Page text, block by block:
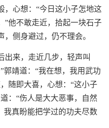
，心想：“今日这小子怎地这
”他不敢走近，拾起一块石子
侧身避过，仍不理会。
出来，走近几步，轻声叫
郭靖道：“我在想，我用武功
随即大喜，心想：“这小子
：“伤人是大大恶事，自然
我真盼能把学过的功夫尽数